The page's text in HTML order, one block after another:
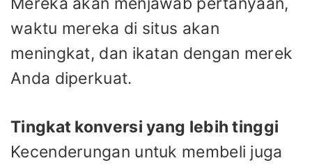
waktu mereka di situs akan
meningkat, dan ikatan dengan merek
Anda diperkuat.
Tingkat konversi yang lebih tinggi
Kecenderungan untuk membeli juga